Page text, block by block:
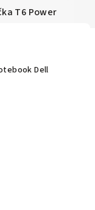
T6 Power
Dell